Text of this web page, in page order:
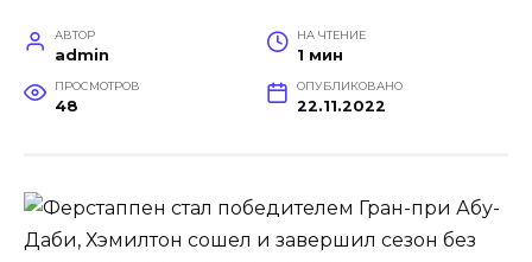
АВТОР
admin
НА ЧТЕНИЕ
1 мин
ПРОСМОТРОВ
48
ОПУБЛИКОВАНО
22.11.2022